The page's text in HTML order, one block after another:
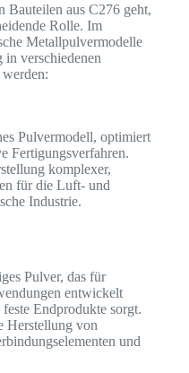
Bauteilen aus C276 geht,
Rolle. Im
Metallpulvermodelle
verschiedenen
Pulvermodell, optimiert
Fertigungsverfahren.
komplexer,
für die Luft- und
Industrie.
Pulver, das für
entwickelt
Endprodukte sorgt.
Herstellung von
und